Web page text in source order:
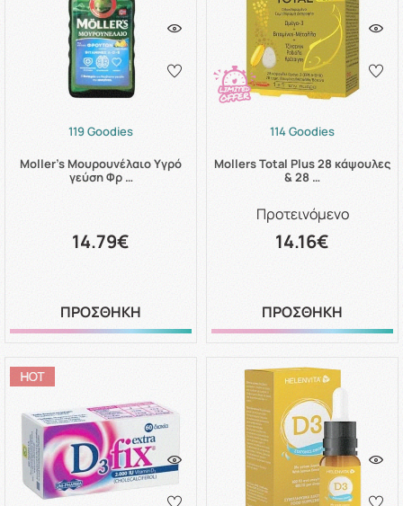
119 Goodies
Moller's Μουρουνέλαιο Υγρό
γεύση Φρ …
14.79€
ΠΡΟΣΘΗΚΗ
114 Goodies
Mollers Total Plus 28 κάψουλες
& 28 …
Προτεινόμενο
14.16€
ΠΡΟΣΘΗΚΗ